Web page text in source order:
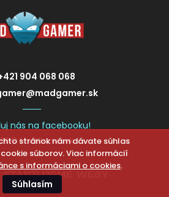
904 068 068
nás na facebooku!
© MadGamer.sk
stránok nám dávate súhlas
súborov. Viac informácií
s informáciami o cookies.
Súhlasím